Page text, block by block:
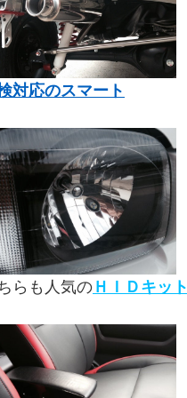
対応のスマート
らも人気のＨＩＤキット